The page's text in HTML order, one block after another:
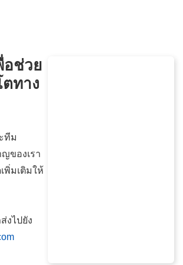
านเพล็กซ์ บางนา หมู่ที่ 15 ตำบล
หวัดสมุทรปราการ 10540 บางพลี
นคร ประเทศไทย
Ratchatanititheepapat
อช่วย
ทาง
ทีม
ของเรา
พิ่มเติมให้
งไปยัง